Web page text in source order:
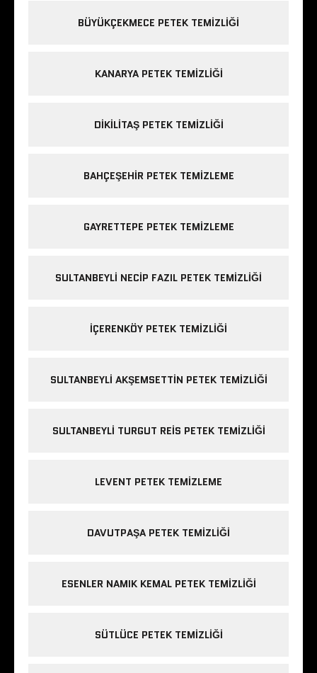
BÜYÜKÇEKMECE PETEK TEMIZLIĞI
KANARYA PETEK TEMIZLIĞI
DIKILITAŞ PETEK TEMIZLIĞI
BAHÇEŞEHIR PETEK TEMIZLEME
GAYRETTEPE PETEK TEMIZLEME
SULTANBEYLI NECIP FAZIL PETEK TEMIZLIĞI
IÇERENKÖY PETEK TEMIZLIĞI
SULTANBEYLI AKŞEMSETTIN PETEK TEMIZLIĞI
SULTANBEYLI TURGUT REIS PETEK TEMIZLIĞI
LEVENT PETEK TEMIZLEME
DAVUTPAŞA PETEK TEMIZLIĞI
ESENLER NAMIK KEMAL PETEK TEMIZLIĞI
SÜTLÜCE PETEK TEMIZLIĞI